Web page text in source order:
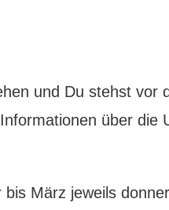
und Du stehst vor
über
März jeweils